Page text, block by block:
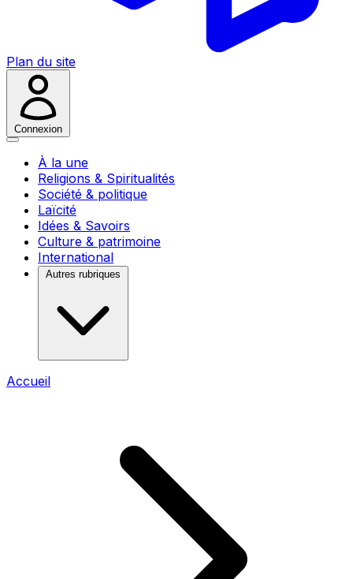
Plan du site
Connexion
À la une
Religions & Spiritualités
Société & politique
Laïcité
Idées & Savoirs
Culture & patrimoine
International
Autres rubriques
Accueil